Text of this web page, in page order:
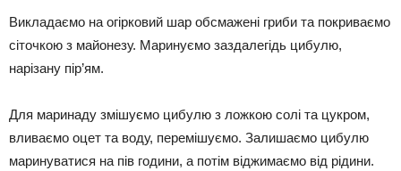
Викладаємо на огірковий шар обсмажені гриби та покриваємо
сіточкою з майонезу. Маринуємо заздалегідь цибулю,
нарізану пір’ям.
Для маринаду змішуємо цибулю з ложкою солі та цукром,
вливаємо оцет та воду, перемішуємо. Залишаємо цибулю
маринуватися на пів години, а потім віджимаємо від рідини.